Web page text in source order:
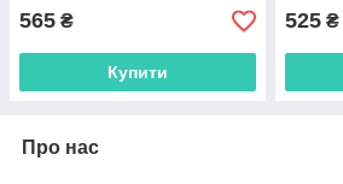
565 ₴
Купити
525 ₴
Про нас